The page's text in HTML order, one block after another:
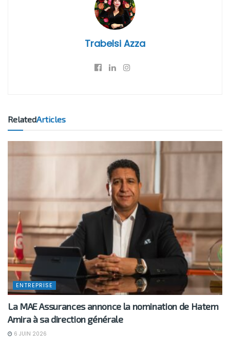
Trabelsi Azza
RelatedArticles
ENTREPRISE
La MAE Assurances annonce la nomination de Hatem
Amira à sa direction générale
6 JUIN 2026